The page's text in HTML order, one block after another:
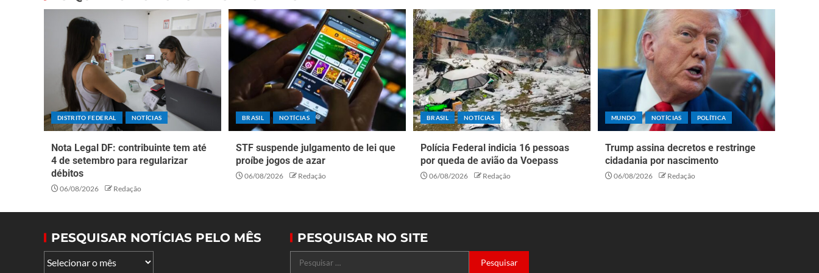
DISTRITO FEDERAL NOTÍCIAS
Nota Legal DF: contribuinte tem até
4 de setembro para regularizar
débitos
06/08/2026 Redação
BRASIL NOTÍCIAS
STF suspende julgamento de lei que
proíbe jogos de azar
06/08/2026 Redação
BRASIL NOTÍCIAS
Polícia Federal indicia 16 pessoas
por queda de avião da Voepass
06/08/2026 Redação
MUNDO NOTÍCIAS POLÍTICA
Trump assina decretos e restringe
cidadania por nascimento
06/08/2026 Redação
PESQUISAR NOTÍCIAS PELO MÊS PESQUISAR NO SITE